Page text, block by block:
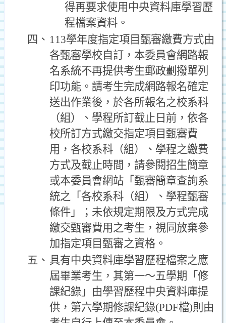
得再要求使用中央資料庫學習歷
程檔案資料。
四、 113學年度指定項目甄審繳費方式由
各甄審學校自訂，本委員會網路報
名系統不再提供考生郵政劃撥單列
印功能。請考生完成網路報名確定
送出作業後，於各所報名之校系科
（組）、學程所訂截止日前，依各
校所訂方式繳交指定項目甄審費
用，各校系科（組）、學程之繳費
方式及截止時間，請參閱招生簡章
或本委員會網站「甄審簡章查詢系
統之「各校系科（組）、學程甄審
條件」；未依規定期限及方式完成
繳交甄審費用之考生，視同放棄參
加指定項目甄審之資格。
五、 具有中央資料庫學習歷程檔案之應
屆畢業考生，其第一～五學期「修
課紀錄」由學習歷程中央資料庫提
供，第六學期修課紀錄(PDF檔)則由